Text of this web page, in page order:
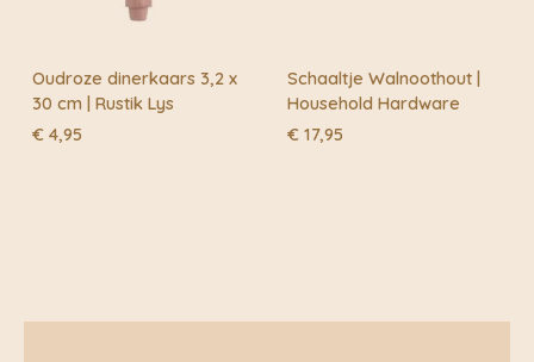
Oudroze dinerkaars 3,2 x
30 cm | Rustik Lys
€ 4,95
Schaaltje Walnoothout |
Household Hardware
€ 17,95